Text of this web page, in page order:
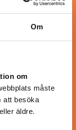
Om
om
måste
att besöka
äldre.